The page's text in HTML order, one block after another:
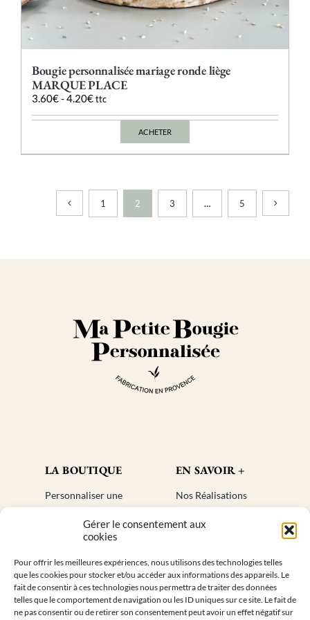
Gérer le consentement aux
cookies
Pour offrir les meilleures expériences, nous utilisons des technologies telles
que les cookies pour stocker et/ou accéder aux informations des appareils. Le
fait de consentir à ces technologies nous permettra de traiter des données
telles que le comportement de navigation ou les ID uniques sur ce site. Le fait de
ne pas consentir ou de retirer son consentement peut avoir un effet négatif sur
Bougie personnalisée mariage ronde liège
MARQUE PLACE
3.60€-4.20€ ttc
ACHETER
Ce
variations.
sur
1 2 3 … 5
LA BOUTIQUE
Personnaliser une
Cadeaux invités
Livraisons
Retours
EN SAVOIR +
Nos Réalisations
Créer un compte
Faq